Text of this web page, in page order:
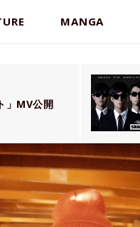
MANGA
」MV公開